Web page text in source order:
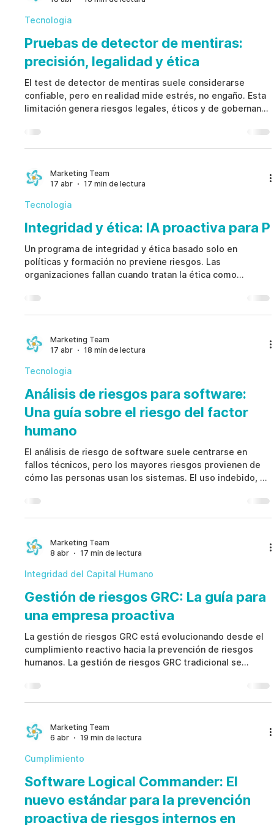
Tecnologia
Pruebas de detector de mentiras:
precisión, legalidad y ética
El test de detector de mentiras suele considerarse
confiable, pero en realidad mide estrés, no engaño. Esta
limitación genera riesgos legales, éticos y de gobernanza
reemplazar el test de detector de mentiras por modelos
de prevención ética basados en señales estructuradas y
Marketing Team
17 abr
17 min de lectura
Tecnologia
Integridad y ética: IA proactiva para P
Un programa de integridad y ética basado solo en
políticas y formación no previene riesgos. Las
organizaciones fallan cuando tratan la ética como
ética utiliza señales tempranas, workflows
estructurados y gobernanza integrada para prevenir
Marketing Team
17 abr
18 min de lectura
Tecnologia
Análisis de riesgos para software:
Una guía sobre el riesgo del factor
humano
El análisis de riesgo de software suele centrarse en
fallos técnicos, pero los mayores riesgos provienen de
cómo las personas usan los sistemas. El uso indebido, el
exposición que los controles técnicos no pueden
resolver. Un análisis de riesgo de software moderno
gobernanza.Marketing Team
8 abr
17 min de lectura
Integridad del Capital Humano
Gestión de riesgos GRC: La guía para
una empresa proactiva
La gestión de riesgos GRC está evolucionando desde el
cumplimiento reactivo hacia la prevención de riesgos
humanos. La gestión de riesgos GRC tradicional se
Este artículo explica cómo la gestión de riesgos GRC
moderna utiliza IA ética y workflows integrados para
Marketing Team
6 abr
19 min de lectura
Cumplimiento
Software Logical Commander: El
nuevo estándar para la prevención
proactiva de riesgos internos en